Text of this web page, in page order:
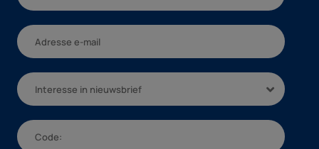
Interesse in nieuwsbrief